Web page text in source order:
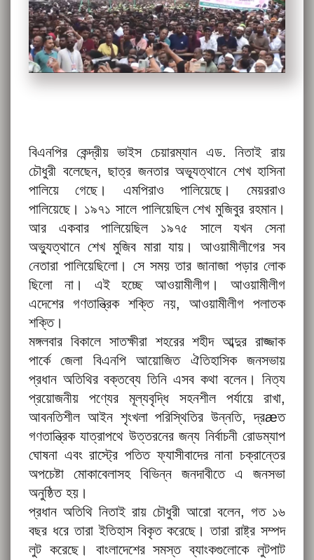
বিএনপির কেন্দ্রীয় ভাইস চেয়ারম্যান এড. নিতাই রায়
চৌধুরী বলেছেন, ছাত্র জনতার অভ্যূত্থানে শেখ হাসিনা
পালিয়ে গেছে। এমপিরাও পালিয়েছে। মেয়ররাও
পালিয়েছে। ১৯৭১ সালে পালিয়েছিল শেখ মুজিবুর রহমান।
আর একবার পালিয়েছিল ১৯৭৫ সালে যখন সেনা
অভ্যুত্থানে শেখ মুজিব মারা যায়। আওয়ামীলীগের সব
নেতারা পালিয়েছিলো। সে সময় তার জানাজা পড়ার লোক
ছিলো না। এই হচ্ছে আওয়ামীলীগ। আওয়ামীলীগ
এদেশের গণতান্ত্রিক শক্তি নয়, আওয়ামীলীগ পলাতক
শক্তি।
মঙ্গলবার বিকালে সাতক্ষীরা শহরের শহীদ আব্দুর রাজ্জাক
পার্কে জেলা বিএনপি আয়োজিত ঐতিহাসিক জনসভায়
প্রধান অতিথির বক্তব্যে তিনি এসব কথা বলেন। নিত্য
প্রয়োজনীয় পণ্যের মূল্যবৃদ্ধি সহনশীল পর্যায়ে রাখা,
আবনতিশীল আইন শৃংখলা পরিস্থিতির উন্নতি, দ্রæত
গণতান্ত্রিক যাত্রাপথে উত্তরনের জন্য নির্বাচনী রোডম্যাপ
ঘোষনা এবং রাস্ট্রে পতিত ফ্যাসীবাদের নানা চক্রান্তের
অপচেষ্টা মোকাবেলাসহ বিভিন্ন জনদাবীতে এ জনসভা
অনুষ্ঠিত হয়।
প্রধান অতিথি নিতাই রায় চৌধুরী আরো বলেন, গত ১৬
বছর ধরে তারা ইতিহাস বিকৃত করেছে। তারা রাষ্ট্র সম্পদ
লুট করেছে। বাংলাদেশের সমস্ত ব্যাংকগুলোকে লুটপাট